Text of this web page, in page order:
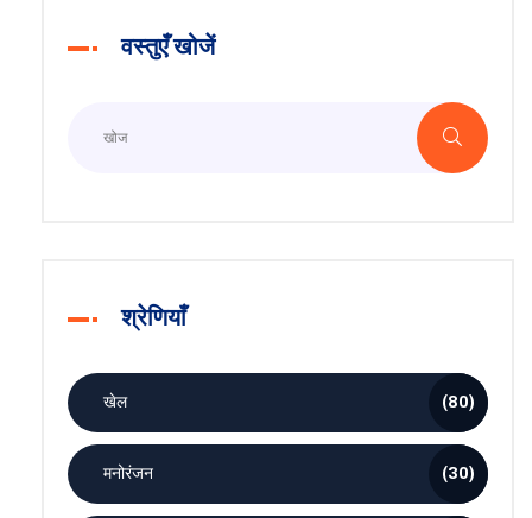
वस्तुएँ खोजें
श्रेणियाँ
खेल (80)
मनोरंजन (30)